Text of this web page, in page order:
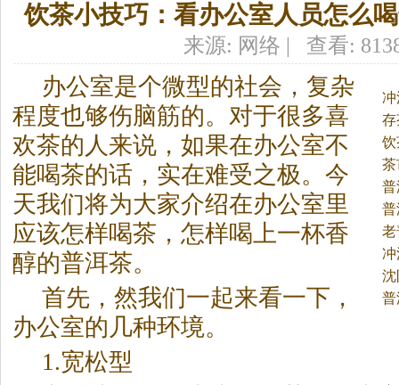
饮茶小技巧：看办公室人员怎么
来源: 网络 | 查看:
喝
茶
的
沈
办公室是个微型的社会，复杂
程度也够伤脑筋的。 对于很多喜
欢茶的人来说，如果在办公室不
能喝茶的话，实在难受之极。今
天我们将为大家介绍在办公室里
应该怎样喝茶，怎样喝上一杯香
醇的普洱茶。
首先，然我们一起来看一下，
办公室的几种环境。
1.宽松型